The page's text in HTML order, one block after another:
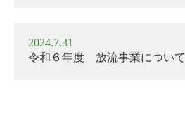
お
知
ら
2024.7.31
令和６年度 放流事業について